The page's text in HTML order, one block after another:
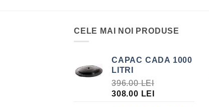
CELE MAI NOI PRODUSE
CAPAC CADA 1000
LITRI
396.00LEI
PREȚUL
308.00 LEI